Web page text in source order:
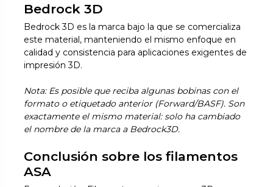
Bedrock 3D
Bedrock 3D es la marca bajo la que se comercializa
este material, manteniendo el mismo enfoque en
calidad y consistencia para aplicaciones exigentes de
impresión 3D.
Nota: Es posible que reciba algunas bobinas con el
formato o etiquetado anterior (Forward/BASF). Son
exactamente el mismo material: solo ha cambiado
el nombre de la marca a Bedrock3D.
Conclusión sobre los filamentos
ASA